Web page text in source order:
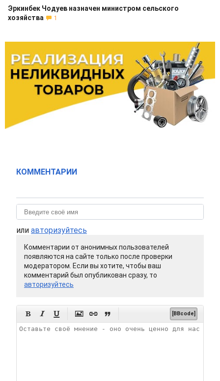
Эркинбек Чодуев назначен министром сельского
хозяйства
1
КОММЕНТАРИИ
или авторизуйтесь
Комментарии от анонимных пользователей
появляются на сайте только после проверки
модератором. Если вы хотите, чтобы ваш
комментарий был опубликован сразу, то
авторизуйтесь
      [BBcode]